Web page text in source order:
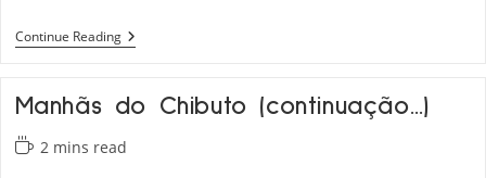
Continue ReadingMissão
De
Mahipa
Manhãs do Chibuto (continuação…)
Reading
2 mins read